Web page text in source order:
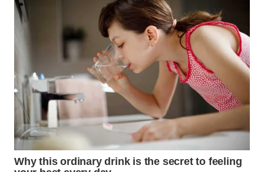
CIANJUR
SERIBU
WN
TANGERANG
WN
BINJAI